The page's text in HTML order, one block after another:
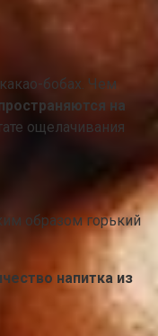
бобах. Чем
на
ощелачивания
образом горький
напитка из